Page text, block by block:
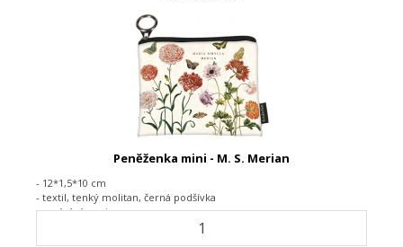
Peněženka mini - M. S. Merian
- 12*1,5*10 cm
- textil, tenký molitan, černá podšívka
- zapínání na zip